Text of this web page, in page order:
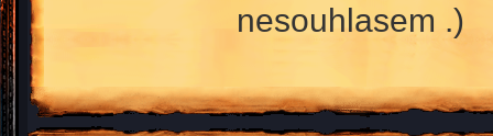
nesouhlasem .)